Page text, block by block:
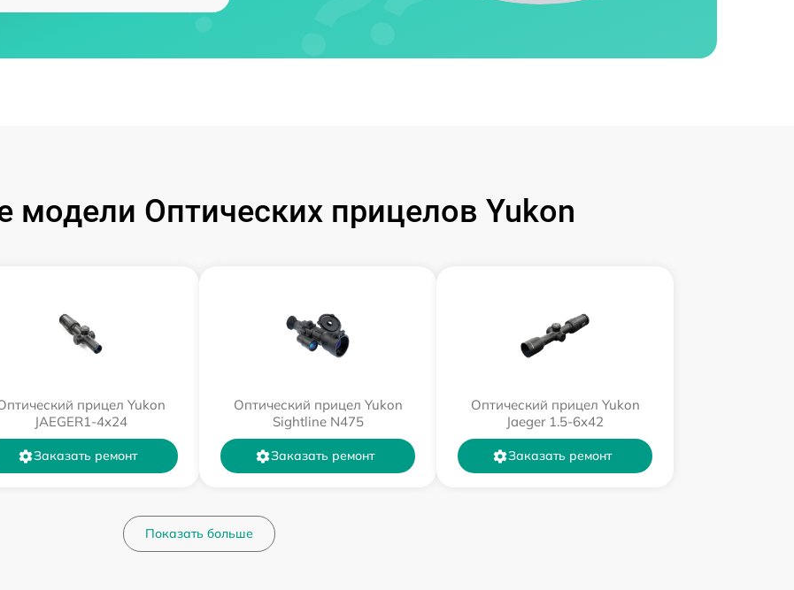
модели Оптических прицелов Yukon
прицел Yukon
JAEGER1-4x24
Заказать ремонт
Оптический прицел Yukon
Sightline N475
Заказать ремонт
Оптический прицел Yukon
Jaeger 1.5-6x42
Заказать ремонт
Показать больше